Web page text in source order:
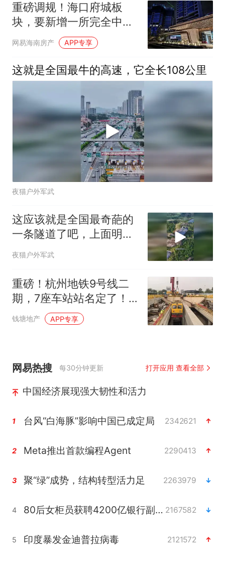
重磅调规！海口府城板
块，要新增一所完全中
学！
网易海南房产 APP专享
这就是全国最牛的高速，它全长108公里
夜猫户外军武
这应该就是全国最奇葩的
一条隧道了吧，上面明明
没有山
夜猫户外军武
重磅！杭州地铁9号线二
期，7座车站站名定了！
有望年底通车！
钱塘地产 APP专享
网易热搜 每30分钟更新 打开应用 查看全部
中国经济展现强大韧性和活力
1 台风“白海豚”影响中国已成定局 2342621
2 Meta推出首款编程Agent 2290413
3 聚“绿”成势，结构转型活力足 2263979
4 80后女柜员获聘4200亿银行副行长 2167582
5 印度暴发金迪普拉病毒 2121572